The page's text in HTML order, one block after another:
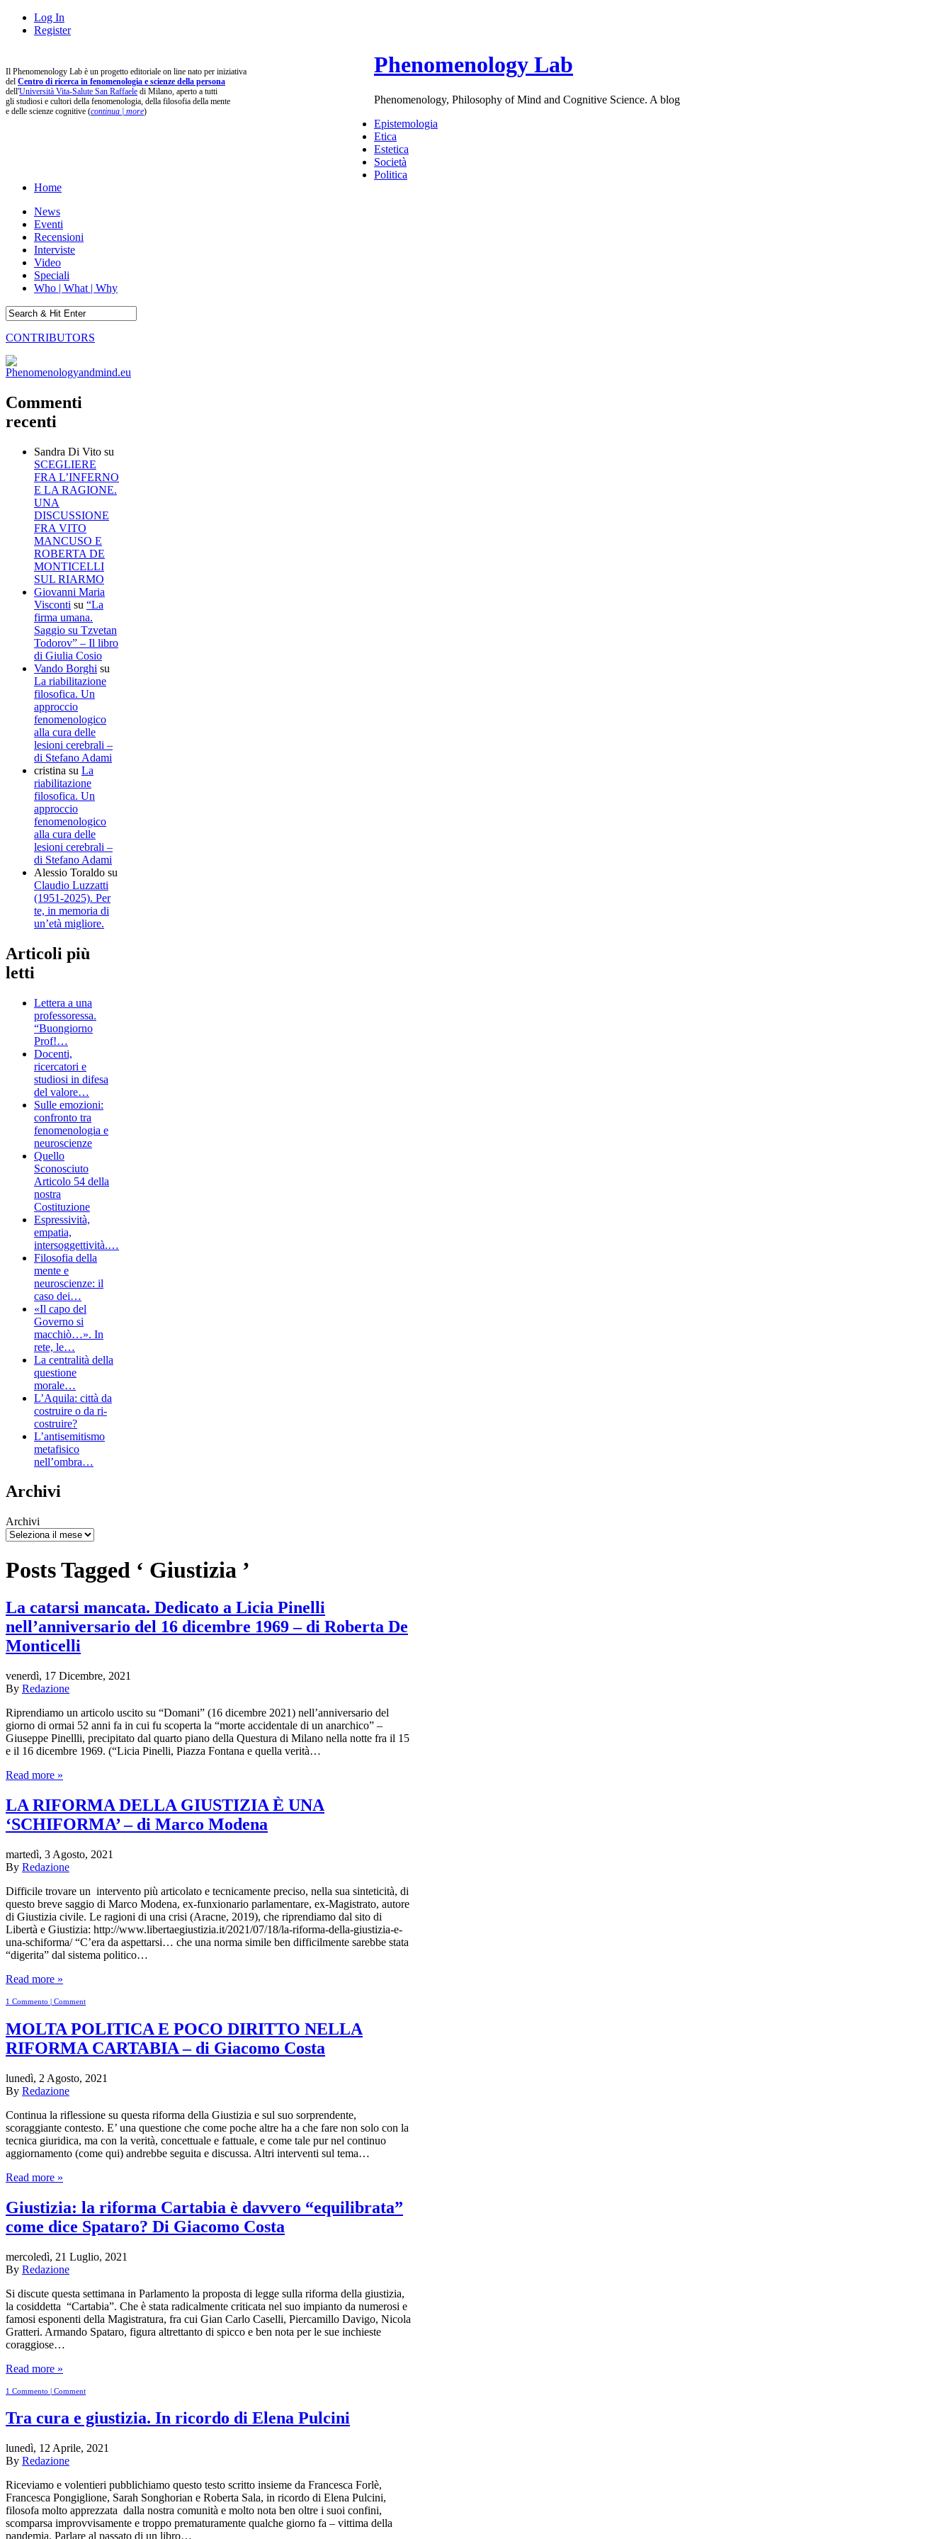
Log In
Register
Il Phenomenology Lab è un progetto editoriale on line nato per iniziativa
del Centro di ricerca in fenomenologia e scienze della persona
dell'Università Vita-Salute San Raffaele di Milano, aperto a tutti
gli studiosi e cultori della fenomenologia, della filosofia della mente
e delle scienze cognitive (continua | more)
Phenomenology Lab
Phenomenology, Philosophy of Mind and Cognitive Science. A blog
Epistemologia
Etica
Estetica
Società
Politica
Home
News
Eventi
Recensioni
Interviste
Video
Speciali
Who | What | Why
CONTRIBUTORS
Commenti
recenti
Sandra Di Vito su
SCEGLIERE
FRA L’INFERNO
E LA RAGIONE.
UNA
DISCUSSIONE
FRA VITO
MANCUSO E
ROBERTA DE
MONTICELLI
SUL RIARMO
Giovanni Maria
Visconti su “La
firma umana.
Saggio su Tzvetan
Todorov” – Il libro
di Giulia Cosio
Vando Borghi su
La riabilitazione
filosofica. Un
approccio
fenomenologico
alla cura delle
lesioni cerebrali –
di Stefano Adami
cristina su La
riabilitazione
filosofica. Un
approccio
fenomenologico
alla cura delle
lesioni cerebrali –
di Stefano Adami
Alessio Toraldo su
Claudio Luzzatti
(1951-2025). Per
te, in memoria di
un’età migliore.
Articoli più
letti
Lettera a una
professoressa.
“Buongiorno
Prof!…
Docenti,
ricercatori e
studiosi in difesa
del valore…
Sulle emozioni:
confronto tra
fenomenologia e
neuroscienze
Quello
Sconosciuto
Articolo 54 della
nostra
Costituzione
Espressività,
empatia,
intersoggettività.…
Filosofia della
mente e
neuroscienze: il
caso dei…
«Il capo del
Governo si
macchiò…». In
rete, le…
La centralità della
questione
morale…
L’Aquila: città da
costruire o da ri-
costruire?
L’antisemitismo
metafisico
nell’ombra…
Archivi
Archivi
Posts Tagged ‘ Giustizia ’
La catarsi mancata. Dedicato a Licia Pinelli
nell’anniversario del 16 dicembre 1969 – di Roberta De
Monticelli
venerdì, 17 Dicembre, 2021
By Redazione
Riprendiamo un articolo uscito su “Domani” (16 dicembre 2021) nell’anniversario del
giorno di ormai 52 anni fa in cui fu scoperta la “morte accidentale di un anarchico” –
Giuseppe Pinellli, precipitato dal quarto piano della Questura di Milano nella notte fra il 15
e il 16 dicembre 1969. (“Licia Pinelli, Piazza Fontana e quella verità…
Read more »
LA RIFORMA DELLA GIUSTIZIA È UNA
‘SCHIFORMA’ – di Marco Modena
martedì, 3 Agosto, 2021
By Redazione
Difficile trovare un intervento più articolato e tecnicamente preciso, nella sua sinteticità, di
questo breve saggio di Marco Modena, ex-funxionario parlamentare, ex-Magistrato, autore
di Giustizia civile. Le ragioni di una crisi (Aracne, 2019), che riprendiamo dal sito di
Libertà e Giustizia: http://www.libertaegiustizia.it/2021/07/18/la-riforma-della-giustizia-e-
una-schiforma/ “C’era da aspettarsi… che una norma simile ben difficilmente sarebbe stata
“digerita” dal sistema politico…
Read more »
1 Commento | Comment
MOLTA POLITICA E POCO DIRITTO NELLA
RIFORMA CARTABIA – di Giacomo Costa
lunedì, 2 Agosto, 2021
By Redazione
Continua la riflessione su questa riforma della Giustizia e sul suo sorprendente,
scoraggiante contesto. E’ una questione che come poche altre ha a che fare non solo con la
tecnica giuridica, ma con la verità, concettuale e fattuale, e come tale pur nel continuo
aggiornamento (come qui) andrebbe seguita e discussa. Altri interventi sul tema…
Read more »
Giustizia: la riforma Cartabia è davvero “equilibrata”
come dice Spataro? Di Giacomo Costa
mercoledì, 21 Luglio, 2021
By Redazione
Si discute questa settimana in Parlamento la proposta di legge sulla riforma della giustizia,
la cosiddetta “Cartabia”. Che è stata radicalmente criticata nel suo impianto da numerosi e
famosi esponenti della Magistratura, fra cui Gian Carlo Caselli, Piercamillo Davigo, Nicola
Gratteri. Armando Spataro, figura altrettanto di spicco e ben nota per le sue inchieste
coraggiose…
Read more »
1 Commento | Comment
Tra cura e giustizia. In ricordo di Elena Pulcini
lunedì, 12 Aprile, 2021
By Redazione
Riceviamo e volentieri pubblichiamo questo testo scritto insieme da Francesca Forlè,
Francesca Pongiglione, Sarah Songhorian e Roberta Sala, in ricordo di Elena Pulcini,
filosofa molto apprezzata dalla nostra comunità e molto nota ben oltre i suoi confini,
scomparsa improvvisamente e troppo prematuramente qualche giorno fa – vittima della
pandemia. Parlare al passato di un libro…